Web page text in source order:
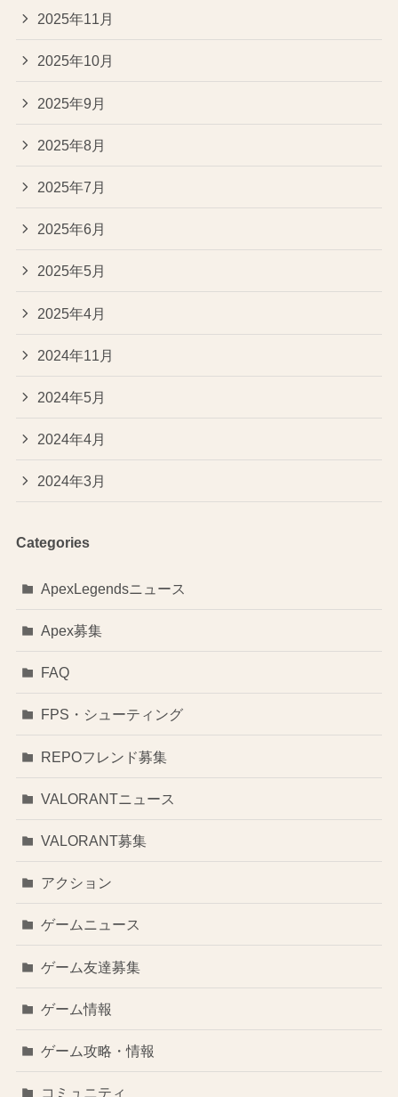
2025年11月
2025年10月
2025年9月
2025年8月
2025年7月
2025年6月
2025年5月
2025年4月
2024年11月
2024年5月
2024年4月
2024年3月
Categories
ApexLegendsニュース
Apex募集
FAQ
FPS・シューティング
REPOフレンド募集
VALORANTニュース
VALORANT募集
アクション
ゲームニュース
ゲーム友達募集
ゲーム情報
ゲーム攻略・情報
コミュニティ